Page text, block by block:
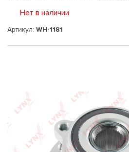
Нет в наличии
Артикул: WH-1181